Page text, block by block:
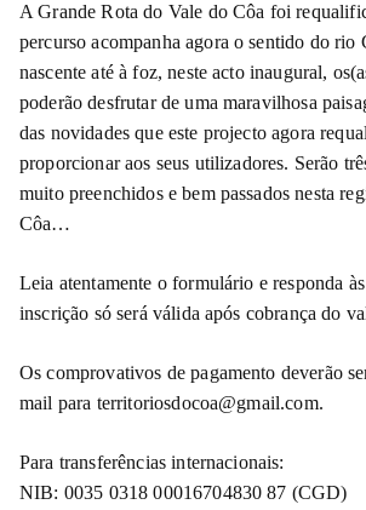
A Grande Rota do Vale do Côa foi
percurso acompanha agora o sentido do rio
nascente até à foz, neste acto inaugural,
poderão desfrutar de uma maravilhosa
das novidades que este projecto agora
proporcionar aos seus utilizadores. Serão
muito preenchidos e bem passados nesta
Côa…
Leia atentamente o formulário e responda
inscrição só será válida após cobrança do
Os comprovativos de pagamento deverão
mail para territoriosdocoa@gmail.com.
Para transferências internacionais:
NIB: 0035 0318 00016704830 87 (CGD)